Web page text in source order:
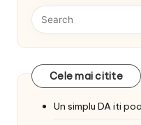
Cele mai citite
Un simplu DA iti